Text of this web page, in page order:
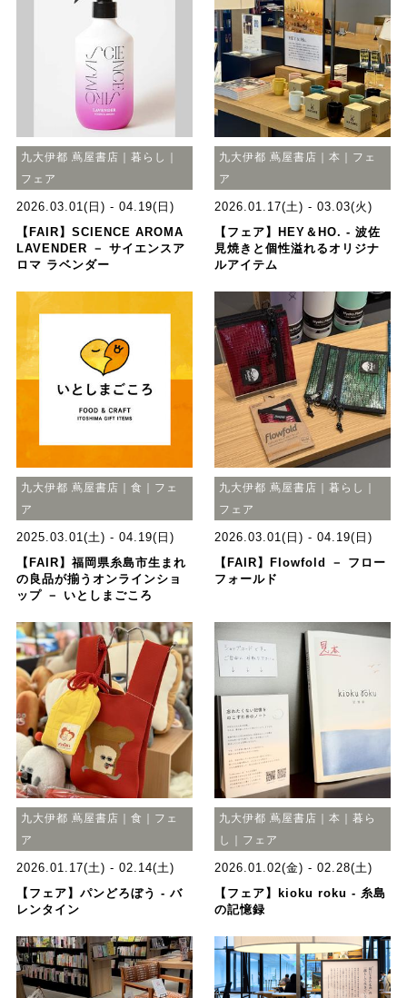
九大伊都 蔦屋書店｜暮らし｜
フェア
2026.03.01(日) - 04.19(日)
【FAIR】SCIENCE AROMA
LAVENDER － サイエンスア
ロマ ラベンダー
九大伊都 蔦屋書店｜本｜フェ
ア
2026.01.17(土) - 03.03(火)
【フェア】HEY＆HO. - 波佐
見焼きと個性溢れるオリジナ
ルアイテム
九大伊都 蔦屋書店｜食｜フェ
ア
2025.03.01(土) - 04.19(日)
【FAIR】福岡県糸島市生まれ
の良品が揃うオンラインショ
ップ － いとしまごころ
九大伊都 蔦屋書店｜暮らし｜
フェア
2026.03.01(日) - 04.19(日)
【FAIR】Flowfold － フロー
フォールド
九大伊都 蔦屋書店｜食｜フェ
ア
2026.01.17(土) - 02.14(土)
【フェア】パンどろぼう - バ
レンタイン
九大伊都 蔦屋書店｜本｜暮ら
し｜フェア
2026.01.02(金) - 02.28(土)
【フェア】kioku roku - 糸島
の記憶録